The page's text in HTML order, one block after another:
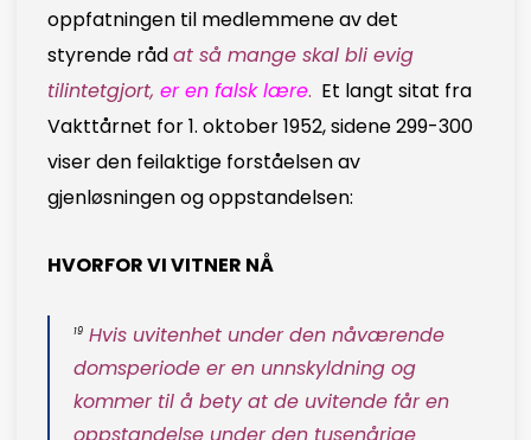
oppfatningen til medlemmene av det
styrende rådat så mange skal bli evig
tilintetgjort,er en falsk lære. Et langt sitat fra
Vakttårnet for 1. oktober 1952, sidene 299-300
viser den feilaktige forståelsen av
gjenløsningen og oppstandelsen:
HVORFOR VI VITNER NÅ
19 Hvis uvitenhet under den nåværende
domsperiode er en unnskyldning og
kommer til å bety at de uvitende får en